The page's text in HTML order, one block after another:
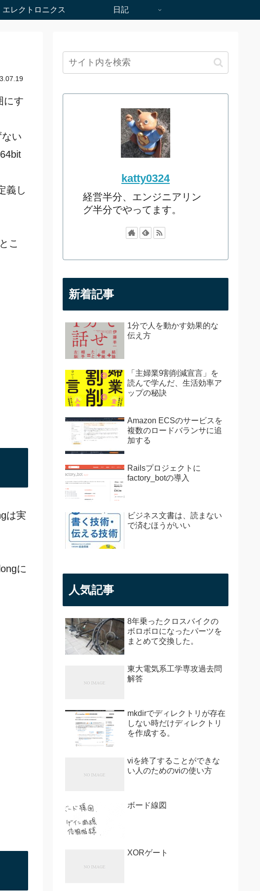
エレクトロニクス 日記
にす
い
義し
こ
は実
に
katty0324
経営半分、エンジニアリン
グ半分でやってます。
新着記事
1分で人を動かす効果的な
伝え方
「主婦業9割削減宣言」を
読んで学んだ、生活効率ア
ップの秘訣
Amazon ECSのサービスを
複数のロードバランサに追
加する
Railsプロジェクトに
factory_botの導入
ビジネス文書は、読まない
で済むほうがいい
人気記事
8年乗ったクロスバイクの
ボロボロになったパーツを
まとめて交換した。
東大電気系工学専攻過去問
解答
mkdirでディレクトリが存在
しない時だけディレクトリ
を作成する。
viを終了することができな
い人のためのviの使い方
ボード線図
XORゲート